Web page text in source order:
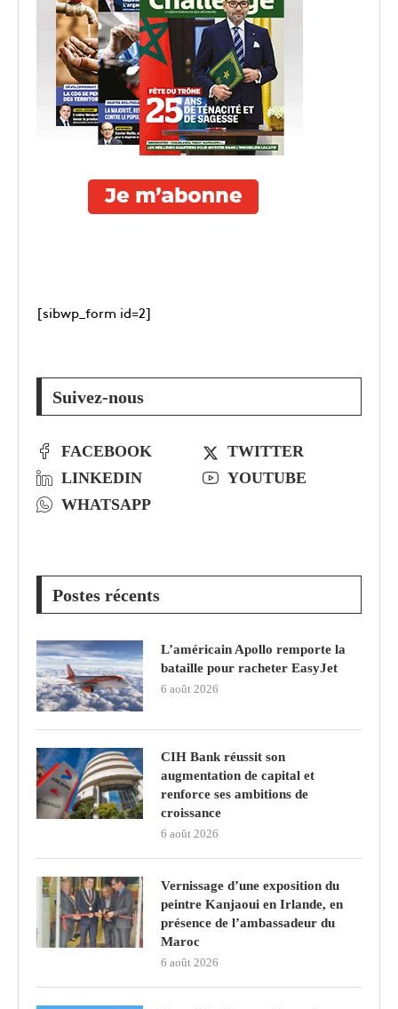
[sibwp_form id=2]
Suivez-nous
FACEBOOK
TWITTER
LINKEDIN
YOUTUBE
WHATSAPP
Postes récents
L’américain Apollo remporte la
bataille pour racheter EasyJet
6 août 2026
CIH Bank réussit son
augmentation de capital et
renforce ses ambitions de
croissance
6 août 2026
Vernissage d’une exposition du
peintre Kanjaoui en Irlande, en
présence de l’ambassadeur du
Maroc
6 août 2026